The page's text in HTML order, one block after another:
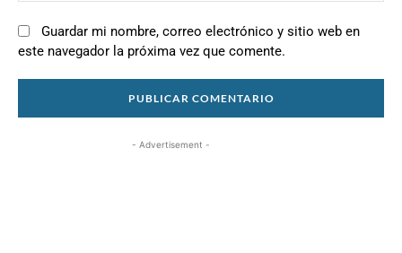
Guardar mi nombre, correo electrónico y sitio web en
este navegador la próxima vez que comente.
- Advertisement -